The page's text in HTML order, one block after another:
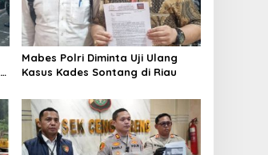
Mabes Polri Diminta Uji Ulang
Kasus Kades Sontang di Riau